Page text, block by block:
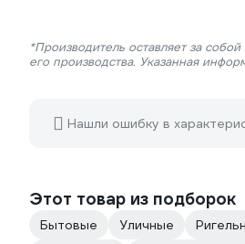
*Производитель оставляет за
его производства. Указанная
Нашли ошибку в
Этот товар из подборок
Бытовые Уличные